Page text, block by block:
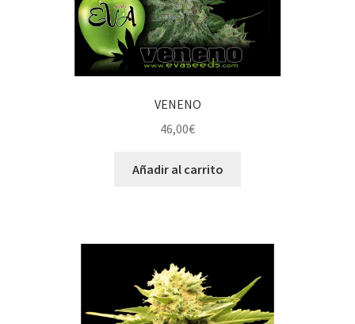
VENENO
46,00€
Añadir al carrito